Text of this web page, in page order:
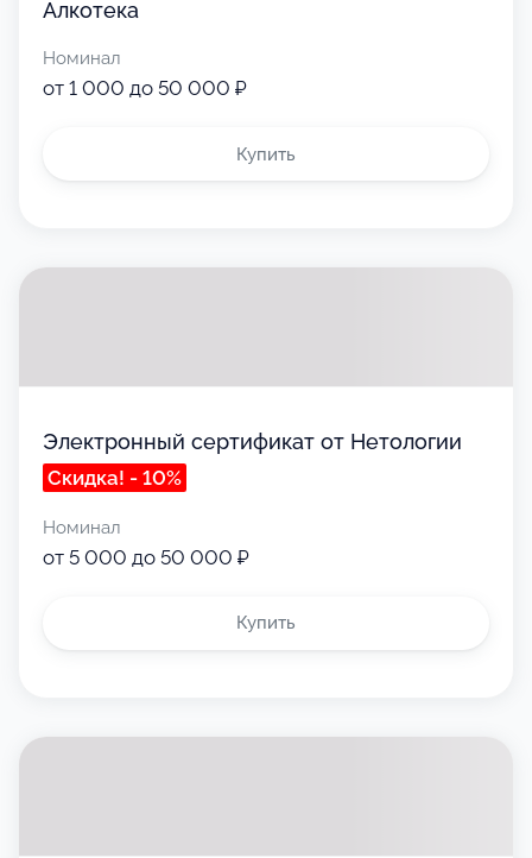
Алкотека
Номинал
от 1 000 до 50 000 ₽
Купить
Электронный сертификат от Нетологии
Скидка! - 10%
Номинал
от 5 000 до 50 000 ₽
Купить